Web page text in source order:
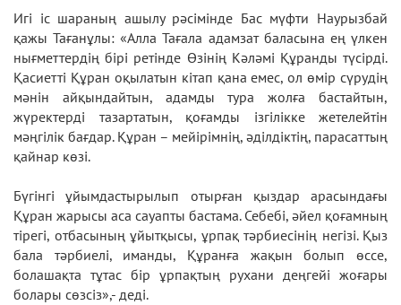
Игі іс шараның ашылу рәсімінде Бас мүфти Наурызбай
қажы Тағанұлы: «Алла Тағала адамзат баласына ең үлкен
нығметтердің бірі ретінде Өзінің Кәләмі Құранды түсірді.
Қасиетті Құран оқылатын кітап қана емес, ол өмір сүрудің
мәнін айқындайтын, адамды тура жолға бастайтын,
жүректерді тазартатын, қоғамды ізгілікке жетелейтін
мәңгілік бағдар. Құран – мейірімнің, әділдіктің, парасаттың
қайнар көзі.
Бүгінгі ұйымдастырылып отырған қыздар арасындағы
Құран жарысы аса сауапты бастама. Себебі, әйел қоғамның
тірегі, отбасының ұйытқысы, ұрпақ тәрбиесінің негізі. Қыз
бала тәрбиелі, иманды, Құранға жақын болып өссе,
болашақта тұтас бір ұрпақтың рухани деңгейі жоғары
болары сөзсіз»,- деді.